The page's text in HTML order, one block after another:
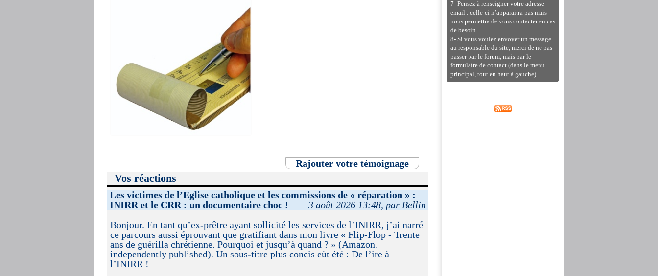
Rajouter votre témoignage
Vos réactions
Les victimes de l’Eglise catholique et les commissions de « réparation » :
INIRR et le CRR : un documentaire choc !
3 août 2026 13:48, par Bellin
Bonjour. En tant qu’ex-prêtre ayant sollicité les services de l’INIRR, j’ai narré
ce parcours aussi éprouvant que gratifiant dans mon livre « Flip-Flop - Trente
ans de guérilla chrétienne. Pourquoi et jusqu’à quand ? » (Amazon.
independently published). Un sous-titre plus concis eùt été : De l’ire à
l’INIRR !
7- Pensez à renseigner votre adresse
email : celle-ci n’apparaitra pas mais
nous permettra de vous contacter en cas
de besoin.
8- Si vous voulez envoyer un message
au responsable du site, merci de ne pas
passer par le forum, mais par le
formulaire de contact (dans le menu
principal, tout en haut à gauche).